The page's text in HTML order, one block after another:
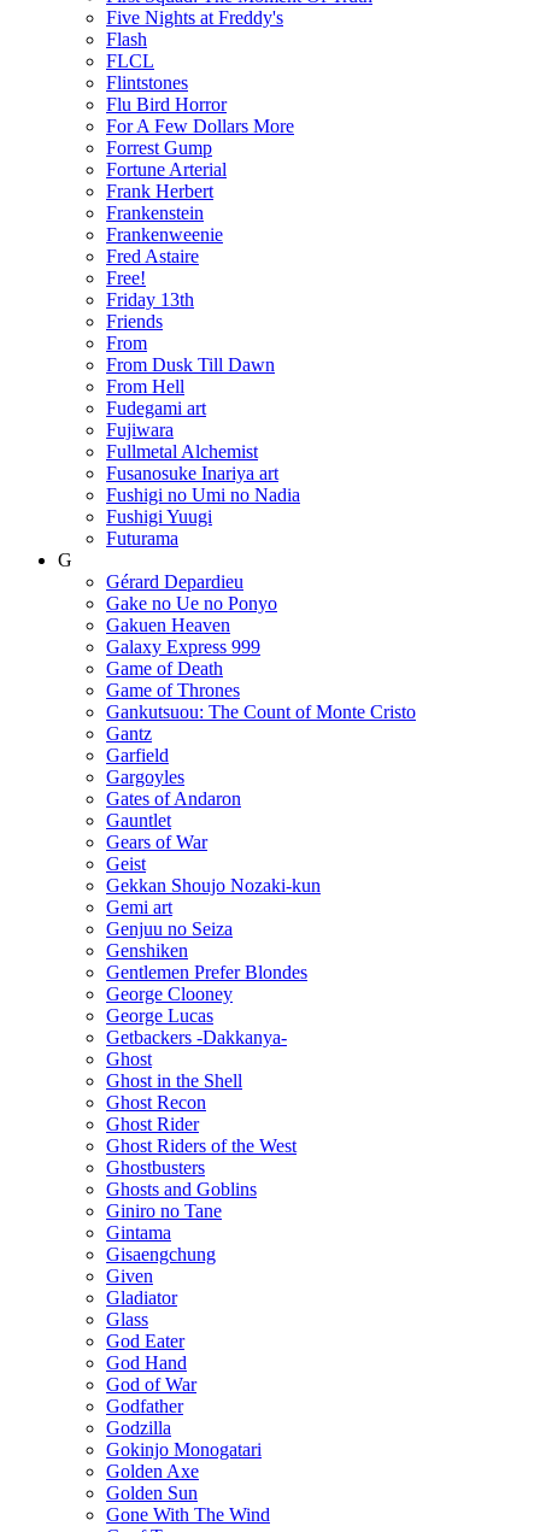
Five Nights at Freddy's
Flash
FLCL
Flintstones
Flu Bird Horror
For A Few Dollars More
Forrest Gump
Fortune Arterial
Frank Herbert
Frankenstein
Frankenweenie
Fred Astaire
Free!
Friday 13th
Friends
From
From Dusk Till Dawn
From Hell
Fudegami art
Fujiwara
Fullmetal Alchemist
Fusanosuke Inariya art
Fushigi no Umi no Nadia
Fushigi Yuugi
Futurama
G
Gérard Depardieu
Gake no Ue no Ponyo
Gakuen Heaven
Galaxy Express 999
Game of Death
Game of Thrones
Gankutsuou: The Count of Monte Cristo
Gantz
Garfield
Gargoyles
Gates of Andaron
Gauntlet
Gears of War
Geist
Gekkan Shoujo Nozaki-kun
Gemi art
Genjuu no Seiza
Genshiken
Gentlemen Prefer Blondes
George Clooney
George Lucas
Getbackers -Dakkanya-
Ghost
Ghost in the Shell
Ghost Recon
Ghost Rider
Ghost Riders of the West
Ghostbusters
Ghosts and Goblins
Giniro no Tane
Gintama
Gisaengchung
Given
Gladiator
Glass
God Eater
God Hand
God of War
Godfather
Godzilla
Gokinjo Monogatari
Golden Axe
Golden Sun
Gone With The Wind